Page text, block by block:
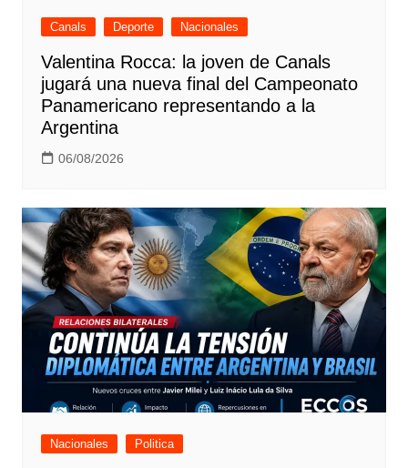
Canals Deporte Nacionales
Valentina Rocca: la joven de Canals
jugará una nueva final del Campeonato
Panamericano representando a la
Argentina
06/08/2026
Nacionales Politica